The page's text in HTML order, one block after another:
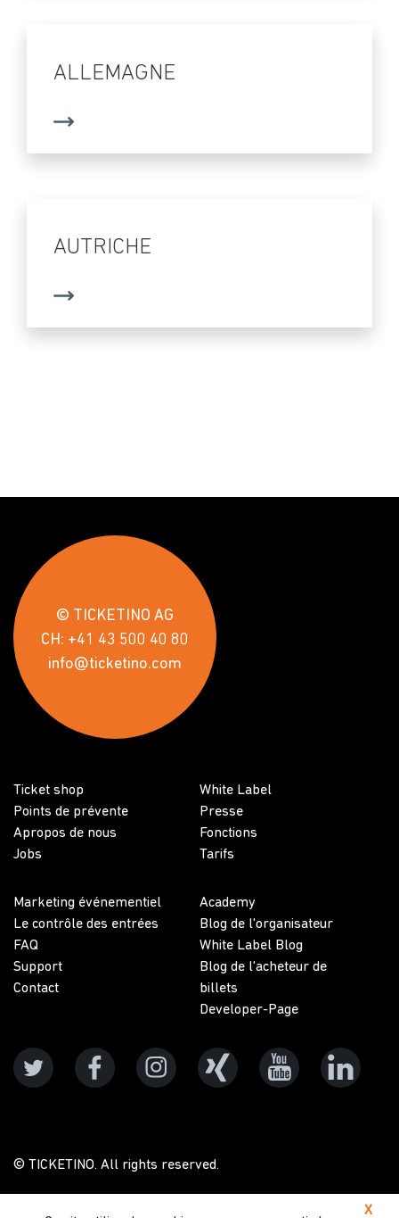
ALLEMAGNE
AUTRICHE
X
© TICKETINO AG
CH: +41 43 500 40 80
info@ticketino.com
Ticket shop
Points de prévente
Apropos de nous
Jobs
White Label
Presse
Fonctions
Tarifs
Marketing événementiel
Le contrôle des entrées
FAQ
Support
Contact
Academy
Blog de l'organisateur
White Label Blog
Blog de l'acheteur de
billets
Developer-Page
© TICKETINO. All rights reserved.
Protection des données Conditions générales